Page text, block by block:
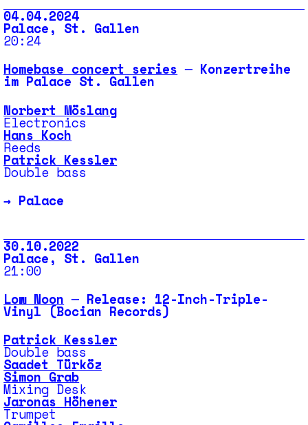
04.04.2024
Palace, St. Gallen
20:24
Homebase concert series ─ Konzertreihe
im Palace St. Gallen
Norbert Möslang
Electronics
Hans Koch
Reeds
Patrick Kessler
Double bass
→ Palace
30.10.2022
Palace, St. Gallen
21:00
Low Noon ─ Release: 12-Inch-Triple-
Vinyl (Bocian Records)
Patrick Kessler
Double bass
Saadet Türköz
Simon Grab
Mixing Desk
Jaronas Höhener
Trumpet